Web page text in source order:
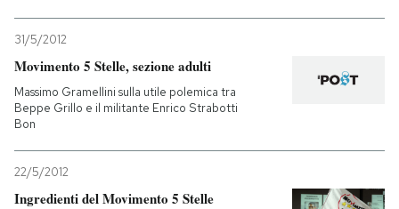
31/5/2012
Movimento 5 Stelle, sezione adulti
Massimo Gramellini sulla utile polemica tra
Beppe Grillo e il militante Enrico Strabotti
Bon
22/5/2012
Ingredienti del Movimento 5 Stelle